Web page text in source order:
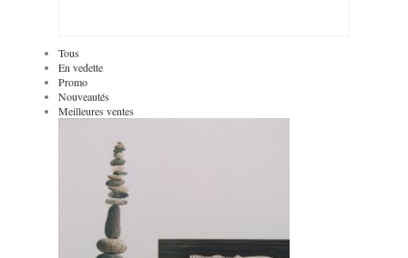
Tous
En vedette
Promo
Nouveautés
Meilleures ventes